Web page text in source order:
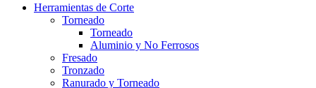
Herramientas de Corte
Torneado
Torneado
Aluminio y No Ferrosos
Fresado
Tronzado
Ranurado y Torneado